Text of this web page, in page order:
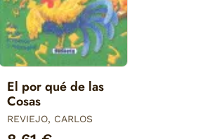
El por qué de las
Cosas
REVIEJO, CARLOS